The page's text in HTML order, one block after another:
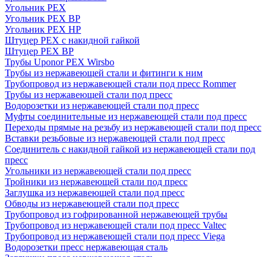
Угольник PEX
Угольник PEX ВР
Угольник PEX НР
Штуцер PEX c накидной гайкой
Штуцер PEX ВР
Трубы Uponor PEX Wirsbo
Трубы из нержавеющей стали и фитинги к ним
Трубопровод из нержавеющей стали под пресс Rommer
Трубы из нержавеющей стали под пресс
Водорозетки из нержавеющей стали под пресс
Муфты соединительные из нержавеющей стали под пресс
Переходы прямые на резьбу из нержавеющей стали под пресс
Вставки резьбовые из нержавеющей стали под пресс
Соединитель с накидной гайкой из нержавеющей стали под
пресс
Угольники из нержавеющей стали под пресс
Тройники из нержавеющей стали под пресс
Заглушка из нержавеющей стали под пресс
Обводы из нержавеющей стали под пресс
Трубопровод из гофрированной нержавеющей трубы
Трубопровод из нержавеющей стали под пресс Valtec
Трубопровод из нержавеющей стали под пресс Viega
Водорозетки пресс нержавеющая сталь